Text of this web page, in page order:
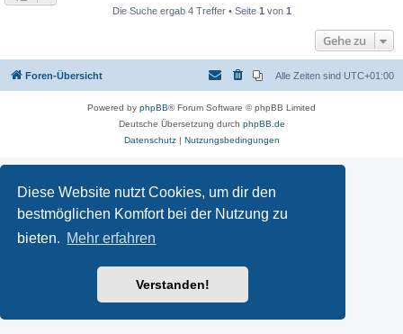
Diese Website nutzt Cookies, um dir den
bestmöglichen Komfort bei der Nutzung zu
bieten. Mehr erfahren
Verstanden!
Die Suche ergab 4 Treffer • Seite 1 von 1
Gehe zu
Foren-Übersicht Alle Zeiten sind UTC+01:00
Powered by phpBB® Forum Software © phpBB Limited
Deutsche Übersetzung durch phpBB.de
Datenschutz| Nutzungsbedingungen